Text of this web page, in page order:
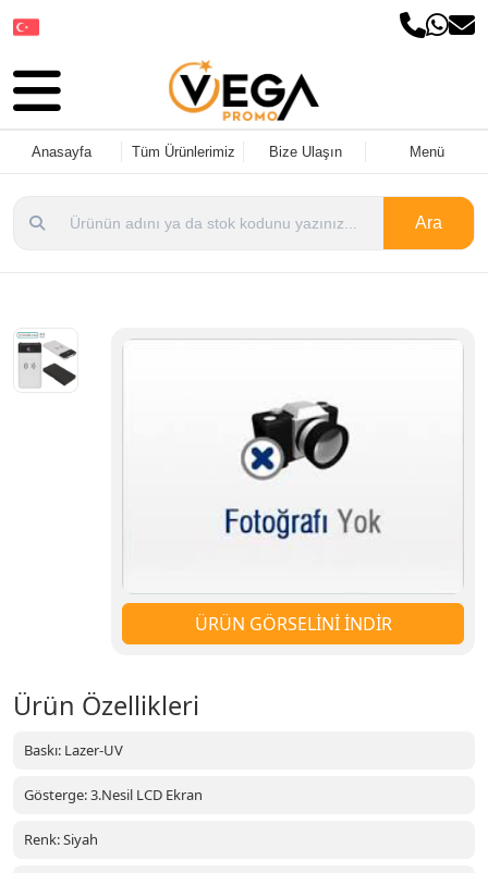
Anasayfa Tüm Ürünlerimiz Bize Ulaşın Menü
Ara
ÜRÜN GÖRSELİNİ İNDİR
Ürün Özellikleri
Baskı: Lazer-UV
Gösterge: 3.Nesil LCD Ekran
Renk: Siyah